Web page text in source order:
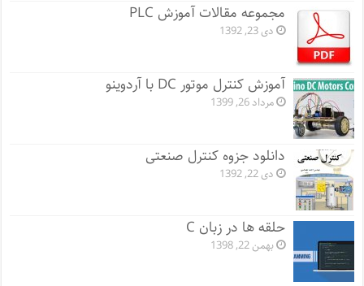
مجموعه مقالات آموزش PLC
دی 23, 1392
آموزش کنترل موتور DC با آردوینو
مرداد 26, 1399
دانلود جزوه کنترل صنعتی
دی 22, 1392
حلقه ها در زبان C
بهمن 22, 1398